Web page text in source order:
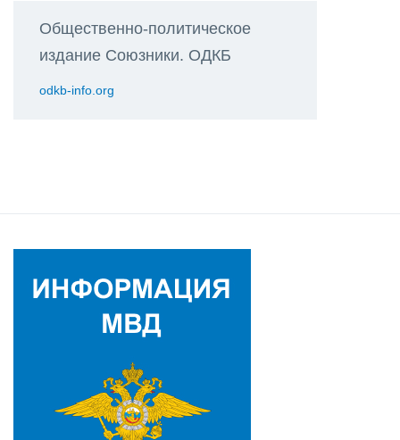
Общественно-политическое
издание Союзники. ОДКБ
odkb-info.org